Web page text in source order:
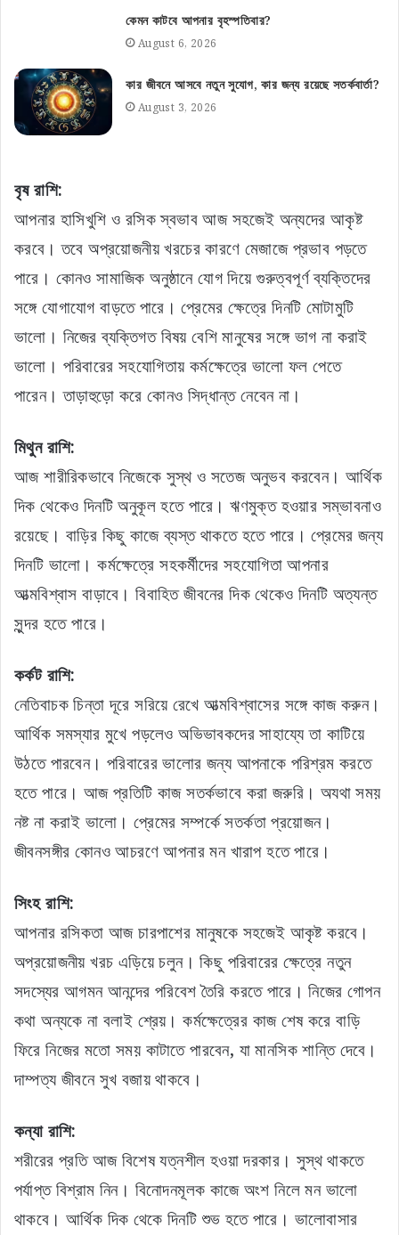
কেমন কাটবে আপনার বৃহস্পতিবার?
August 6, 2026
কার জীবনে আসবে নতুন সুযোগ, কার জন্য রয়েছে সতর্কবার্তা?
August 3, 2026
বৃষ রাশি:
আপনার হাসিখুশি ও রসিক স্বভাব আজ সহজেই অন্যদের আকৃষ্ট
করবে। তবে অপ্রয়োজনীয় খরচের কারণে মেজাজে প্রভাব পড়তে
পারে। কোনও সামাজিক অনুষ্ঠানে যোগ দিয়ে গুরুত্বপূর্ণ ব্যক্তিদের
সঙ্গে যোগাযোগ বাড়তে পারে। প্রেমের ক্ষেত্রে দিনটি মোটামুটি
ভালো। নিজের ব্যক্তিগত বিষয় বেশি মানুষের সঙ্গে ভাগ না করাই
ভালো। পরিবারের সহযোগিতায় কর্মক্ষেত্রে ভালো ফল পেতে
পারেন। তাড়াহুড়ো করে কোনও সিদ্ধান্ত নেবেন না।
মিথুন রাশি:
আজ শারীরিকভাবে নিজেকে সুস্থ ও সতেজ অনুভব করবেন। আর্থিক
দিক থেকেও দিনটি অনুকূল হতে পারে। ঋণমুক্ত হওয়ার সম্ভাবনাও
রয়েছে। বাড়ির কিছু কাজে ব্যস্ত থাকতে হতে পারে। প্রেমের জন্য
দিনটি ভালো। কর্মক্ষেত্রে সহকর্মীদের সহযোগিতা আপনার
আত্মবিশ্বাস বাড়াবে। বিবাহিত জীবনের দিক থেকেও দিনটি অত্যন্ত
সুন্দর হতে পারে।
কর্কট রাশি:
নেতিবাচক চিন্তা দূরে সরিয়ে রেখে আত্মবিশ্বাসের সঙ্গে কাজ করুন।
আর্থিক সমস্যার মুখে পড়লেও অভিভাবকদের সাহায্যে তা কাটিয়ে
উঠতে পারবেন। পরিবারের ভালোর জন্য আপনাকে পরিশ্রম করতে
হতে পারে। আজ প্রতিটি কাজ সতর্কভাবে করা জরুরি। অযথা সময়
নষ্ট না করাই ভালো। প্রেমের সম্পর্কে সতর্কতা প্রয়োজন।
জীবনসঙ্গীর কোনও আচরণে আপনার মন খারাপ হতে পারে।
সিংহ রাশি:
আপনার রসিকতা আজ চারপাশের মানুষকে সহজেই আকৃষ্ট করবে।
অপ্রয়োজনীয় খরচ এড়িয়ে চলুন। কিছু পরিবারের ক্ষেত্রে নতুন
সদস্যের আগমন আনন্দের পরিবেশ তৈরি করতে পারে। নিজের গোপন
কথা অন্যকে না বলাই শ্রেয়। কর্মক্ষেত্রের কাজ শেষ করে বাড়ি
ফিরে নিজের মতো সময় কাটাতে পারবেন, যা মানসিক শান্তি দেবে।
দাম্পত্য জীবনে সুখ বজায় থাকবে।
কন্যা রাশি:
শরীরের প্রতি আজ বিশেষ যত্নশীল হওয়া দরকার। সুস্থ থাকতে
পর্যাপ্ত বিশ্রাম নিন। বিনোদনমূলক কাজে অংশ নিলে মন ভালো
থাকবে। আর্থিক দিক থেকে দিনটি শুভ হতে পারে। ভালোবাসার